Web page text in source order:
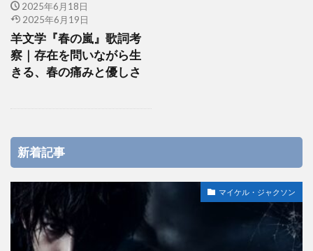
2025年6月18日
2025年6月19日
羊文学『春の嵐』歌詞考
察｜存在を問いながら生
きる、春の痛みと優しさ
新着記事
マイケル・ジャクソン